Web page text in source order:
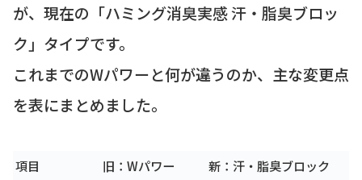
が、現在の「ハミング消臭実感 汗・脂臭ブロッ
ク」タイプです。
これまでのWパワーと何が違うのか、主な変更点
を表にまとめました。
項目 旧：Wパワー 新：汗・脂臭ブロック